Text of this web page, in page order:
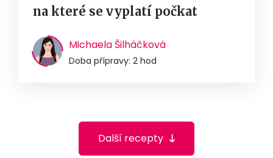
na které se vyplatí počkat
Michaela Šilháčková
Doba přípravy: 2 hod
Další recepty